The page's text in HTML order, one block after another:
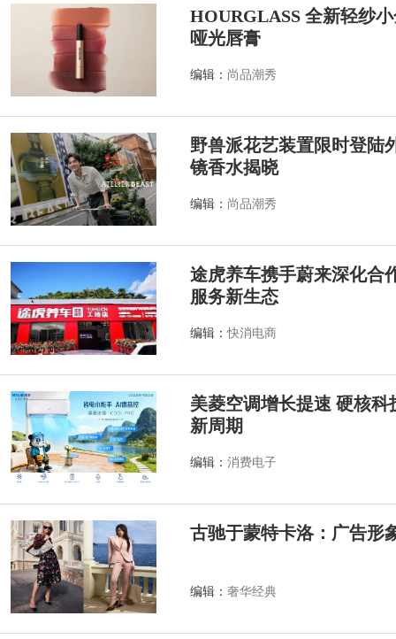
HOURGLASS 全新轻纱
哑光唇膏
编辑： 尚品潮秀
野兽派花艺装置限时登
镜香水揭晓
编辑： 尚品潮秀
途虎养车携手蔚来深化合
服务新生态
编辑：快消电商
美菱空调增长提速 硬核
新周期
编辑： 消费电子
古驰于蒙特卡洛：广告形
编辑： 奢华经典